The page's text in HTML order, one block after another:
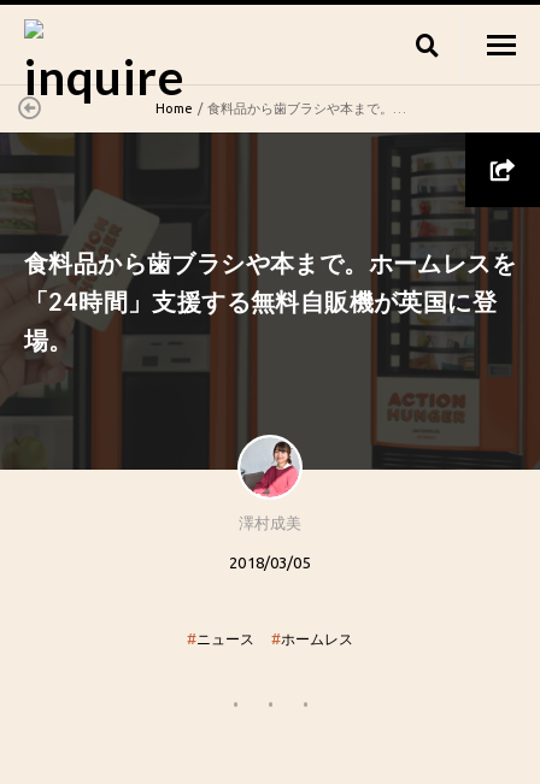
Home 食料品から歯ブラシや本まで。ホームレスを「24時間」支援する無料自販機が英国に登場。
食料品から歯ブラシや本まで。ホームレスを
「24時間」支援する無料自販機が英国に登
場。
澤村成美
2018/03/05
#ニュース #ホームレス